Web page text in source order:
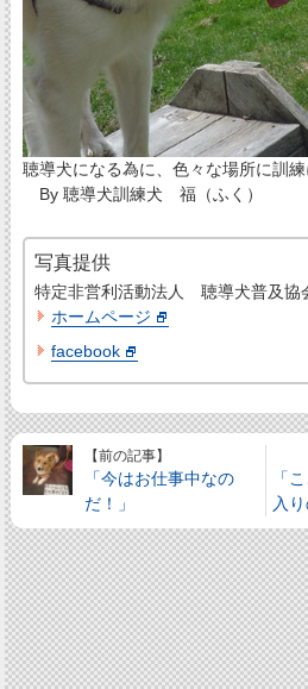
聴導犬になる為に、色々な場所に訓
By 聴導犬訓練犬 福（ふく）
写真提供
特定非営利活動法人 聴導犬普及協
ホームページ
facebook
【前の記事】
「今はお仕事中なの
だ！」
「
入